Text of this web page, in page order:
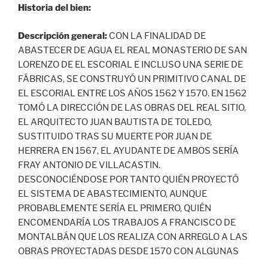
Historia del bien:
Descripción general: CON LA FINALIDAD DE
ABASTECER DE AGUA EL REAL MONASTERIO DE SAN
LORENZO DE EL ESCORIAL E INCLUSO UNA SERIE DE
FÁBRICAS, SE CONSTRUYÓ UN PRIMITIVO CANAL DE
EL ESCORIAL ENTRE LOS AÑOS 1562 Y 1570. EN 1562
TOMÓ LA DIRECCIÓN DE LAS OBRAS DEL REAL SITIO,
EL ARQUITECTO JUAN BAUTISTA DE TOLEDO,
SUSTITUIDO TRAS SU MUERTE POR JUAN DE
HERRERA EN 1567, EL AYUDANTE DE AMBOS SERÍA
FRAY ANTONIO DE VILLACASTIN.
DESCONOCIÉNDOSE POR TANTO QUIÉN PROYECTÓ
EL SISTEMA DE ABASTECIMIENTO, AUNQUE
PROBABLEMENTE SERÍA EL PRIMERO, QUIÉN
ENCOMENDARÍA LOS TRABAJOS A FRANCISCO DE
MONTALBÁN QUE LOS REALIZA CON ARREGLO A LAS
OBRAS PROYECTADAS DESDE 1570 CON ALGUNAS